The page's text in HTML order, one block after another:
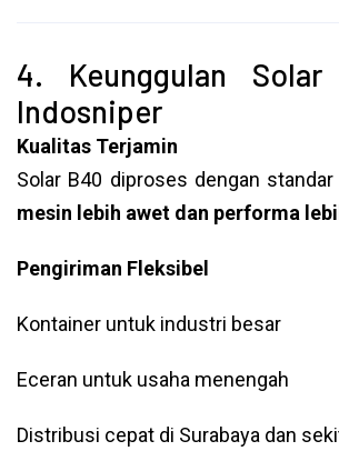
4. Keunggulan
Indosniper
Kualitas Terjamin
Solar B40 diproses dengan
mesin lebih awet dan performa
Pengiriman Fleksibel
Kontainer untuk industri besar
Eceran untuk usaha menengah
Distribusi cepat di Surabaya dan